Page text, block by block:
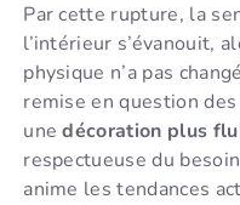
Par cette rupture, la
l’intérieur s’évanouit,
physique n’a pas
remise en question
unedécoration plus
respectueuse du
anime les tendances